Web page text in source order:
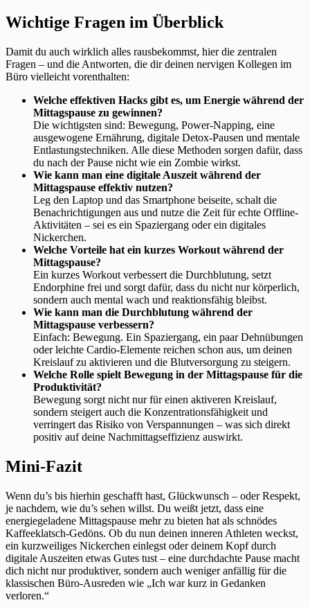
Wichtige Fragen im Überblick
Damit du auch wirklich alles rausbekommst, hier die zentralen
Fragen – und die Antworten, die dir deinen nervigen Kollegen im
Büro vielleicht vorenthalten:
Welche effektiven Hacks gibt es, um Energie während der
Mittagspause zu gewinnen?
Die wichtigsten sind: Bewegung, Power-Napping, eine
ausgewogene Ernährung, digitale Detox-Pausen und mentale
Entlastungstechniken. Alle diese Methoden sorgen dafür, dass
du nach der Pause nicht wie ein Zombie wirkst.
Wie kann man eine digitale Auszeit während der
Mittagspause effektiv nutzen?
Leg den Laptop und das Smartphone beiseite, schalt die
Benachrichtigungen aus und nutze die Zeit für echte Offline-
Aktivitäten – sei es ein Spaziergang oder ein digitales
Nickerchen.
Welche Vorteile hat ein kurzes Workout während der
Mittagspause?
Ein kurzes Workout verbessert die Durchblutung, setzt
Endorphine frei und sorgt dafür, dass du nicht nur körperlich,
sondern auch mental wach und reaktionsfähig bleibst.
Wie kann man die Durchblutung während der
Mittagspause verbessern?
Einfach: Bewegung. Ein Spaziergang, ein paar Dehnübungen
oder leichte Cardio-Elemente reichen schon aus, um deinen
Kreislauf zu aktivieren und die Blutversorgung zu steigern.
Welche Rolle spielt Bewegung in der Mittagspause für die
Produktivität?
Bewegung sorgt nicht nur für einen aktiveren Kreislauf,
sondern steigert auch die Konzentrationsfähigkeit und
verringert das Risiko von Verspannungen – was sich direkt
positiv auf deine Nachmittagseffizienz auswirkt.
Mini-Fazit
Wenn du’s bis hierhin geschafft hast, Glückwunsch – oder Respekt,
je nachdem, wie du’s sehen willst. Du weißt jetzt, dass eine
energiegeladene Mittagspause mehr zu bieten hat als schnödes
Kaffeeklatsch-Gedöns. Ob du nun deinen inneren Athleten weckst,
ein kurzweiliges Nickerchen einlegst oder deinem Kopf durch
digitale Auszeiten etwas Gutes tust – eine durchdachte Pause macht
dich nicht nur produktiver, sondern auch weniger anfällig für die
klassischen Büro-Ausreden wie „Ich war kurz in Gedanken
verloren.“